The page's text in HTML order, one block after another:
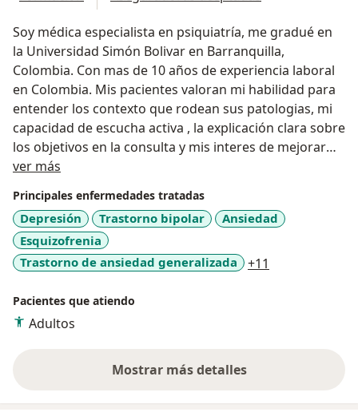
Soy médica especialista en psiquiatría, me gradué en
la Universidad Simón Bolivar en Barranquilla,
Colombia. Con mas de 10 años de experiencia laboral
en Colombia. Mis pacientes valoran mi habilidad para
entender los contexto que rodean sus patologias, mi
capacidad de escucha activa , la explicación clara sobre
los objetivos en la consulta y mis interes de mejorar
sus condición medicas y calidada de Vida ayudando a
traen a consulta. Ofrezco tratamientos actualizados,
ya que procuro mantenerme en continua actaulización
de los cambios en los tratamientos.
ver más
Principales enfermedades tratadas
Depresión Trastorno bipolar
Ansiedad
Esquizofrenia
Trastorno de ansiedad generalizada
+11
Pacientes que atiendo
Adultos
Mostrar más detalles
sobre la experiencia